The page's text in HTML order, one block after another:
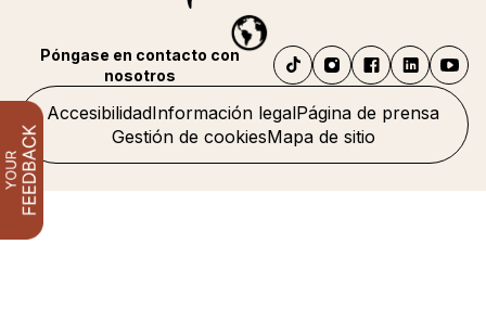
AccesibilidadInformación legalPágina de prensa
Gestión de cookiesMapa de sitio
Póngase en contacto con
nosotros